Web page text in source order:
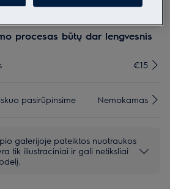
procesas būtų dar lengvesnis
€15
pasirūpinsime Nemokamas
galerijoje pateiktos nuotraukos
tik iliustraciniai ir gali netiksliai